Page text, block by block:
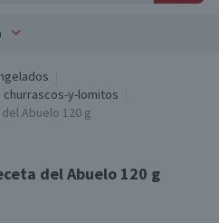
churrascos-y-lomitos
Abuelo 120 g
del Abuelo 120 g